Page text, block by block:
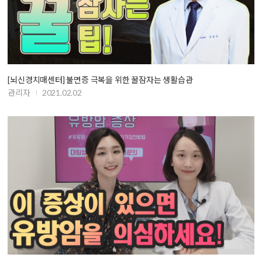
[뇌신경치매센터] 불면증 극복을 위한 꿀잠자는 생활습관
관리자
2021.02.02